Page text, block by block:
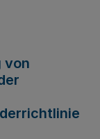
von